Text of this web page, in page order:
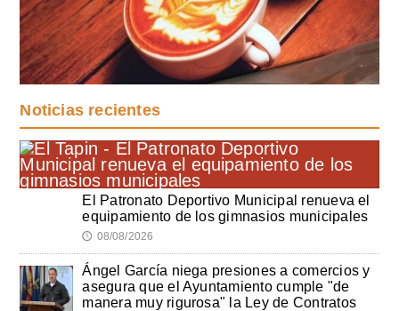
Noticias recientes
El Patronato Deportivo Municipal renueva el
equipamiento de los gimnasios municipales
🕔 08/08/2026
Ángel García niega presiones a comercios y
asegura que el Ayuntamiento cumple "de
manera muy rigurosa" la Ley de Contratos